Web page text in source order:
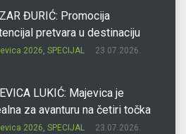
ĐURIĆ: Promocija
pretvara u destinaciju
2026, SPECIJAL 23.07.2026.
LUKIĆ: Majevica je
za avanturu na četiri točka
2026, SPECIJAL 23.07.2026.